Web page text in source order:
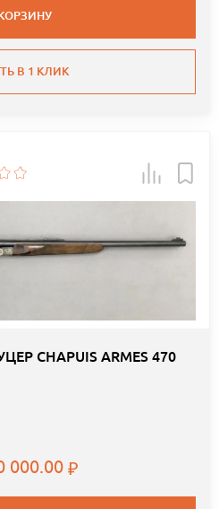
В 1 КЛИК
CHAPUIS ARMES 470
000.00